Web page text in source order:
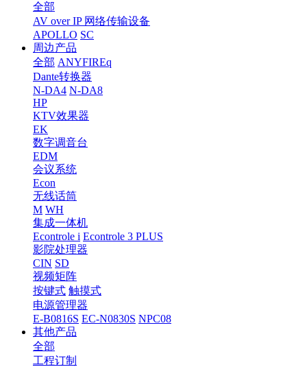
全部
AV over IP 网络传输设备
APOLLO SC
周边产品
全部 ANYFIREq
Dante转换器
N-DA4 N-DA8
HP
KTV效果器
EK
数字调音台
EDM
会议系统
Econ
无线话筒
M WH
集成一体机
Econtrole i Econtrole 3 PLUS
影院处理器
CIN SD
视频矩阵
按键式 触摸式
电源管理器
E-B0816S EC-N0830S NPC08
其他产品
全部
工程订制